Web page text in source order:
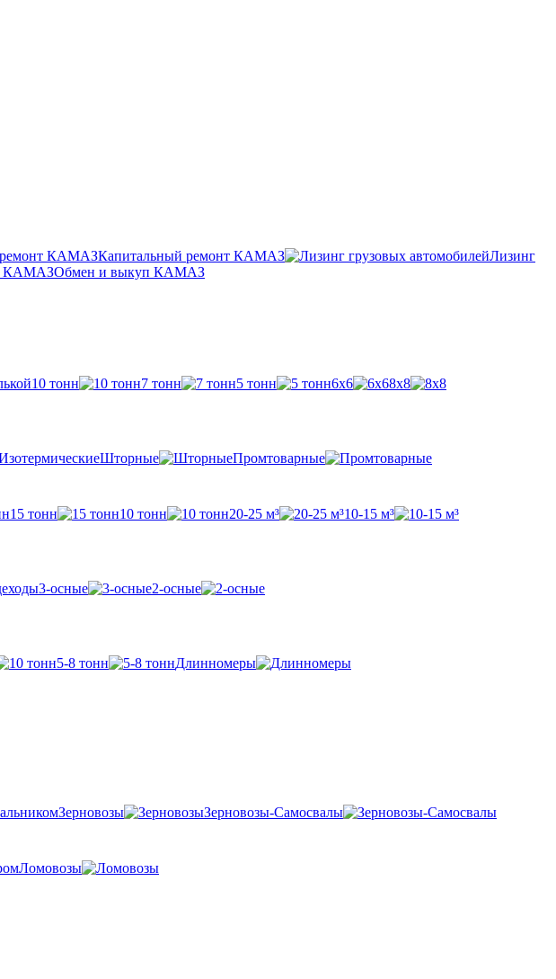
Капитальный ремонт КАМАЗ
Лизинг
Обмен и выкуп КАМАЗ
10 тонн 7 тонн 5 тонн 6х6 8х8
Шторные Промтоварные
15 тонн 10 тонн 20-25 м³ 10-15 м³
3-осные 2-осные
5-8 тонн Длинномеры
Зерновозы Зерновозы-Самосвалы
Ломовозы